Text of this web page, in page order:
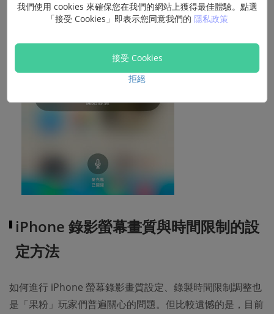
iPhone 錄影螢幕畫質與時間限制的設
定方法
如何進行 iPhone 螢幕錄影畫質設定、錄製時間限制調整也
是「果粉」玩家們普遍關心的問題。但比較遺憾的是，目前
我們使用 cookies 來確保您在我們的網站上獲得最佳體驗。點選
「接受 Cookies」即表示您同意我們的 隱私政策
接受 Cookies
拒絕